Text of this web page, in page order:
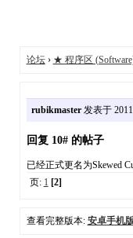
论坛› ★ 程序区
rubikmaster发表于
回复 10# 的帖子
已经正式更名为Skewed
页: 1 [2]
查看完整版本: 安卓手机